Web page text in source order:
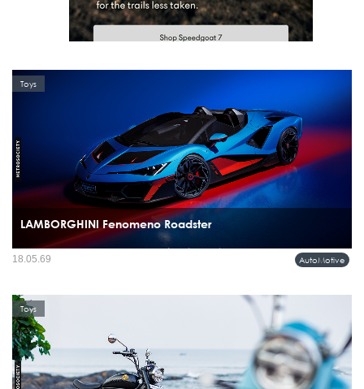
LAMBORGHINI Fenomeno Roadster
ซูเปอร์สปอร์ตเปิดประทุนรุ่นใหม่ล่าสุดที่แรงที่สุดเท่าที่แบรนด์เคยสร้างมา ด้วยขุมพลัง
Toys
AutoMotive
18.05.69
Toys